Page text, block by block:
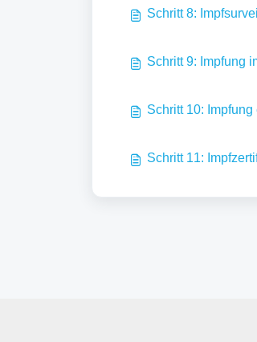
Schritt 8:
Schritt 9: Impfung
Schritt 10:
Schritt 11: